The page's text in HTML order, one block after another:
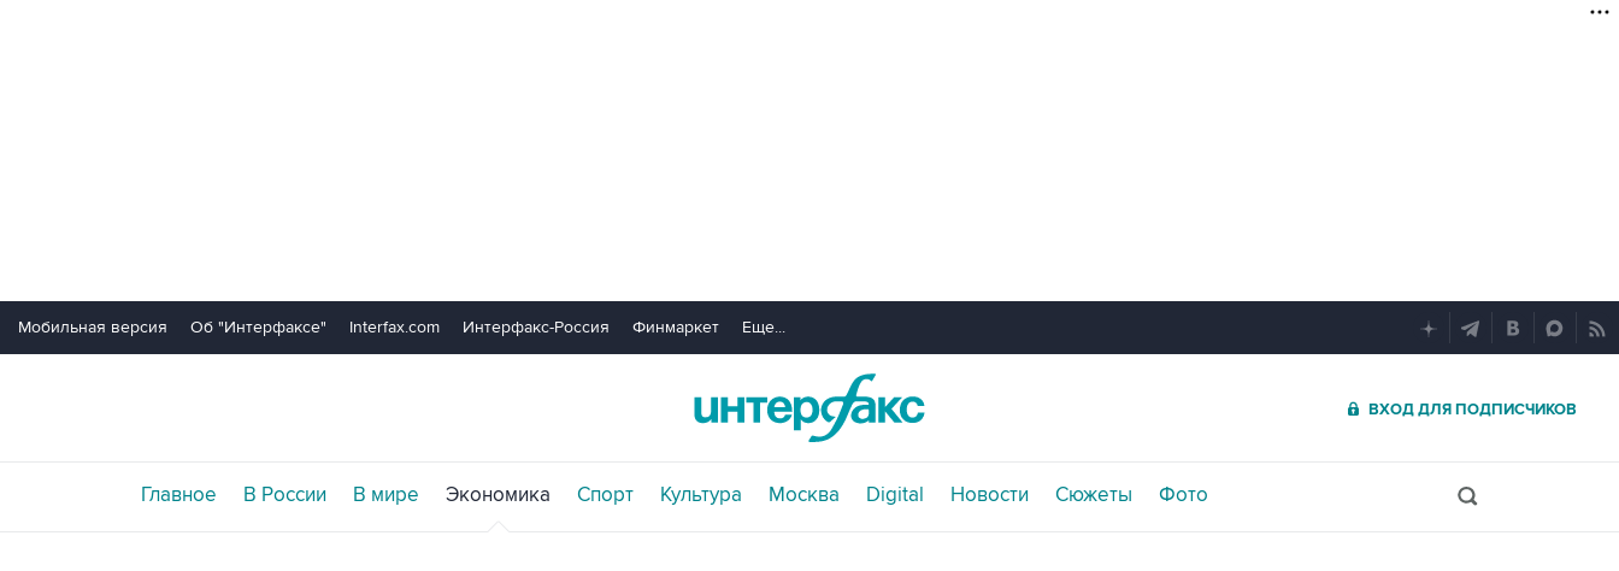
Мобильная версия Об "Интерфаксе" Interfax.com Интерфакс-Россия Финмаркет Еще...
ВХОД ДЛЯ ПОДПИСЧИКОВ
Главное В России В мире Экономика Спорт Культура Москва Digital Новости Сюжеты Фото